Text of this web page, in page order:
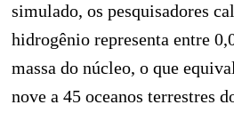
simulado, os pesquisadores
hidrogênio representa entre
massa do núcleo, o que
nove a 45 oceanos terrestres